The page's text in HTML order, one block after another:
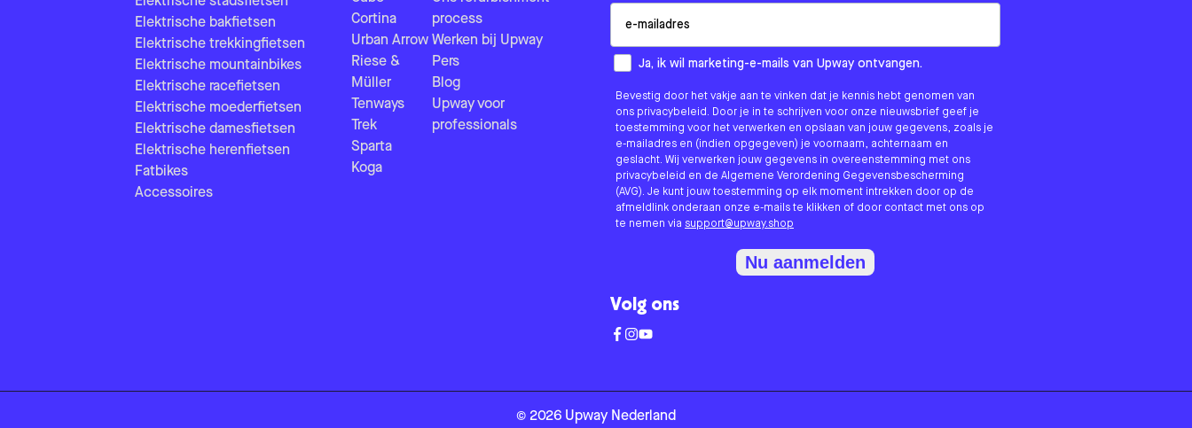
Elektrische bakfietsen
Elektrische trekkingfietsen
Elektrische mountainbikes
Elektrische racefietsen
Elektrische moederfietsen
Elektrische damesfietsen
Elektrische herenfietsen
Fatbikes
Accessoires
Cortina
Urban Arrow
Riese &
Müller
Tenways
Trek
Sparta
Koga
process
Werken bij Upway
Pers
Blog
Upway voor
professionals
How would you like to hear from us?
Ja, ik wil marketing-e-mails van Upway ontvangen.
Bevestig door het vakje aan te vinken dat je kennis hebt genomen van
ons privacybeleid. Door je in te schrijven voor onze nieuwsbrief geef je
toestemming voor het verwerken en opslaan van jouw gegevens, zoals je
e-mailadres en (indien opgegeven) je voornaam, achternaam en
geslacht. Wij verwerken jouw gegevens in overeenstemming met ons
privacybeleid en de Algemene Verordening Gegevensbescherming
(AVG). Je kunt jouw toestemming op elk moment intrekken door op de
afmeldlink onderaan onze e-mails te klikken of door contact met ons op
te nemen via support@upway.shop
Nu aanmelden
Volg ons
© 2026 Upway Nederland